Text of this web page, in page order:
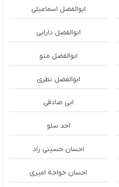
ابوالفضل اسماعیلی
ابوالفضل دارابی
ابوالفضل متو
ابوالفضل نظری
ابی صادقی
احد سلو
احسان حسینی راد
احسان خواجه امیری